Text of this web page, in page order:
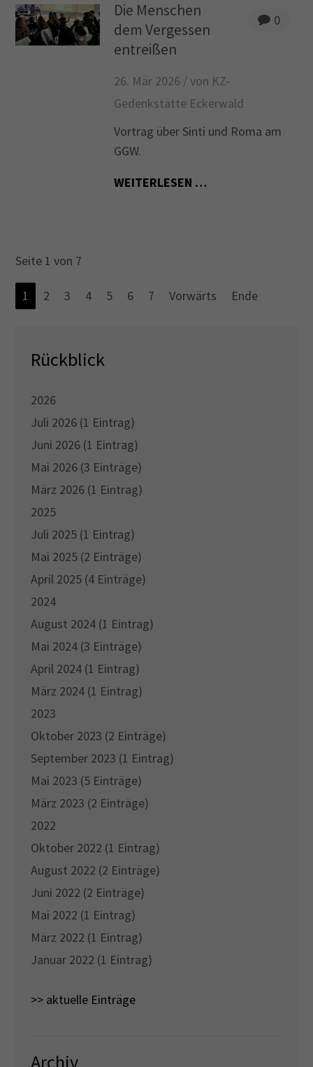
0
Die Menschen
dem Vergessen
entreißen
26. Mär 2026 /von KZ-
Gedenkstätte Eckerwald
Vortrag über Sinti und Roma am
GGW.
WEITERLESEN …
Seite 1 von 7
1 2 3 4 5 6 7 Vorwärts Ende
Rückblick
2026
Juli 2026 (1 Eintrag)
Juni 2026 (1 Eintrag)
Mai 2026 (3 Einträge)
März 2026 (1 Eintrag)
2025
Juli 2025 (1 Eintrag)
Mai 2025 (2 Einträge)
April 2025 (4 Einträge)
2024
August 2024 (1 Eintrag)
Mai 2024 (3 Einträge)
April 2024 (1 Eintrag)
März 2024 (1 Eintrag)
2023
Oktober 2023 (2 Einträge)
September 2023 (1 Eintrag)
Mai 2023 (5 Einträge)
März 2023 (2 Einträge)
2022
Oktober 2022 (1 Eintrag)
August 2022 (2 Einträge)
Juni 2022 (2 Einträge)
Mai 2022 (1 Eintrag)
März 2022 (1 Eintrag)
Januar 2022 (1 Eintrag)
>> aktuelle Einträge
Archiv